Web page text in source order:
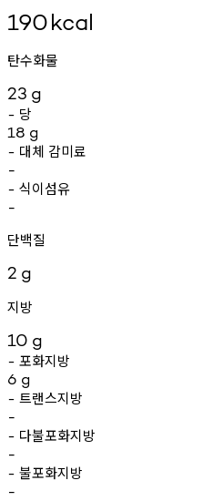
190kcal
탄수화물
23 g
- 당
18 g
- 대체 감미료
-
- 식이섬유
-
단백질
2 g
지방
10 g
- 포화지방
6 g
- 트랜스지방
-
- 다불포화지방
-
- 불포화지방
-